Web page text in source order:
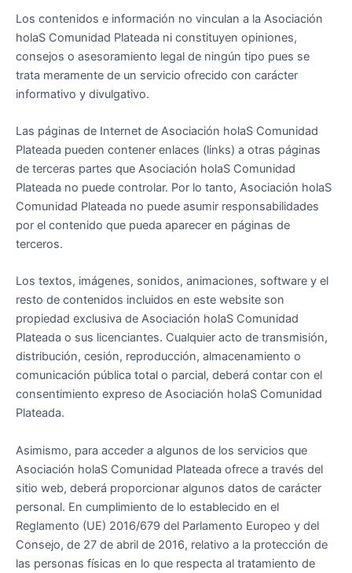
Los contenidos e información no vinculan a la Asociación
holaS Comunidad Plateada ni constituyen opiniones,
consejos o asesoramiento legal de ningún tipo pues se
trata meramente de un servicio ofrecido con carácter
informativo y divulgativo.
Las páginas de Internet de Asociación holaS Comunidad
Plateada pueden contener enlaces (links) a otras páginas
de terceras partes que Asociación holaS Comunidad
Plateada no puede controlar. Por lo tanto, Asociación holaS
Comunidad Plateada no puede asumir responsabilidades
por el contenido que pueda aparecer en páginas de
terceros.
Los textos, imágenes, sonidos, animaciones, software y el
resto de contenidos incluidos en este website son
propiedad exclusiva de Asociación holaS Comunidad
Plateada o sus licenciantes. Cualquier acto de transmisión,
distribución, cesión, reproducción, almacenamiento o
comunicación pública total o parcial, deberá contar con el
consentimiento expreso de Asociación holaS Comunidad
Plateada.
Asimismo, para acceder a algunos de los servicios que
Asociación holaS Comunidad Plateada ofrece a través del
sitio web, deberá proporcionar algunos datos de carácter
personal. En cumplimiento de lo establecido en el
Reglamento (UE) 2016/679 del Parlamento Europeo y del
Consejo, de 27 de abril de 2016, relativo a la protección de
las personas físicas en lo que respecta al tratamiento de